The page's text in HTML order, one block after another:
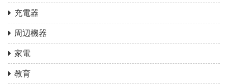
充電器
周辺機器
家電
教育